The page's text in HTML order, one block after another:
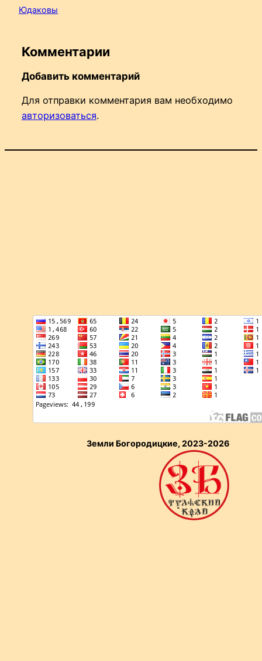
Юдаковы
Комментарии
Добавить комментарий
Для отправки комментария вам необходимо
авторизоваться.
Земли Богородицкие, 2023-2026